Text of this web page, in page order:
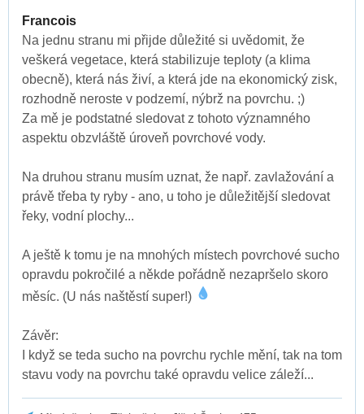
Francois
Na jednu stranu mi přijde důležité si uvědomit, že
veškerá vegetace, která stabilizuje teploty (a klima
obecně), která nás živí, a která jde na ekonomický zisk,
rozhodně neroste v podzemí, nýbrž na povrchu. ;)
Za mě je podstatné sledovat z tohoto významného
aspektu obzvláště úroveň povrchové vody.
Na druhou stranu musím uznat, že např. zavlažování a
právě třeba ty ryby - ano, u toho je důležitější sledovat
řeky, vodní plochy...
A ještě k tomu je na mnohých místech povrchové sucho
opravdu pokročilé a někde pořádně nezapršelo skoro
měsíc. (U nás naštěstí super!)
Závěr:
I když se teda sucho na povrchu rychle mění, tak na tom
stavu vody na povrchu také opravdu velice záleží...